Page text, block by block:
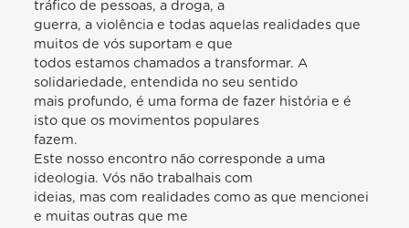
tráfico de pessoas, a droga, a
guerra, a violência e todas aquelas realidades que
muitos de vós suportam e que
todos estamos chamados a transformar. A
solidariedade, entendida no seu sentido
mais profundo, é uma forma de fazer história e é
isto que os movimentos populares
fazem.
Este nosso encontro não corresponde a uma
ideologia. Vós não trabalhais com
ideias, mas com realidades como as que mencionei
e muitas outras que me